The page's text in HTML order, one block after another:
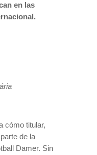
en las
cómo titular,
de la
Damer. Sin